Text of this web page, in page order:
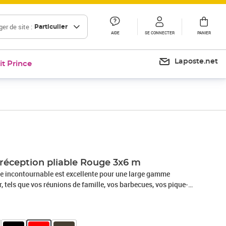
de site : Particulier
AIDE SE CONNECTER PANIER
Prince Laposte.net
pliable Rouge 3x6 m
incontournable est excellente pour une large gamme
tels que vos réunions de famille, vos barbecues, vos pique-
camping, vos fêtes d'anniversaire et plus
: le chapiteau est pliable pour un rangement et un